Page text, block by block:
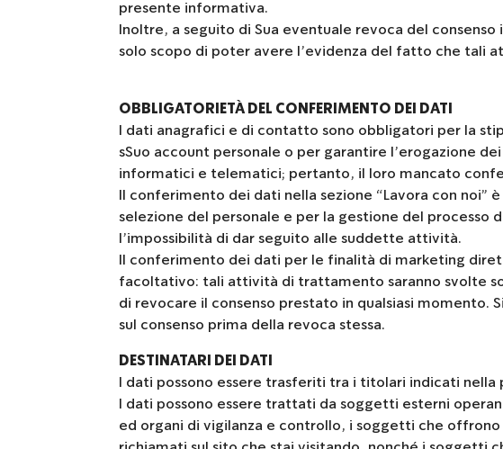
presente informativa.
Inoltre, a seguito di Sua eventuale revoca del
solo scopo di poter avere l’evidenza del fatto che tali
OBBLIGATORIETÀ DEL CONFERIMENTO DEI DATI
I dati anagrafici e di contatto sono obbligatori per la
sSuo account personale o per garantire l’erogazione
informatici e telematici; pertanto, il loro mancato
Il conferimento dei dati nella sezione “Lavora con
selezione del personale e per la gestione del
l’impossibilità di dar seguito alle suddette attività.
Il conferimento dei dati per le finalità di marketing
facoltativo: tali attività di trattamento saranno svolte
di revocare il consenso prestato in qualsiasi momento.
sul consenso prima della revoca stessa.
DESTINATARI DEI DATI
I dati possono essere trasferiti tra i titolari indicati
I dati possono essere trattati da soggetti esterni
ed organi di vigilanza e controllo, i soggetti che